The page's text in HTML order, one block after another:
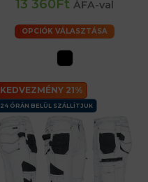
13 360Ft ÁFA-val
OPCIÓK VÁLASZTÁSA
KEDVEZMÉNY 21%
24 ÓRÁN BELÜL SZÁLLÍTJUK